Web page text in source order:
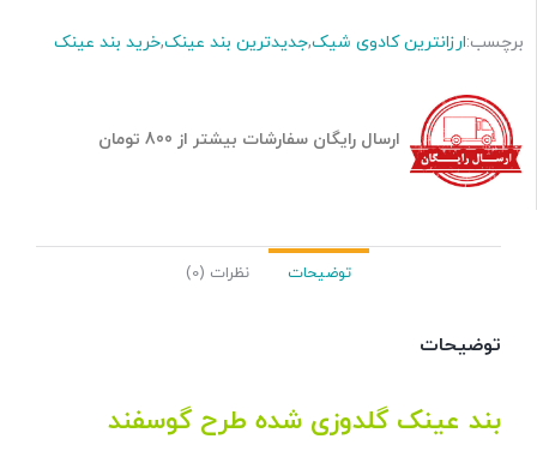
برچسب:ارزانترین کادوی شیک,جدیدترین بند عینک,خرید بند عینک
ارسال رایگان سفارشات بیشتر از 800 تومان
توضیحات نظرات (0)
توضیحات
بند عینک گلدوزی شده طرح گوسفند